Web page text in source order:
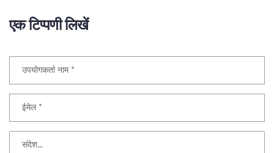
एक टिप्पणी लिखें